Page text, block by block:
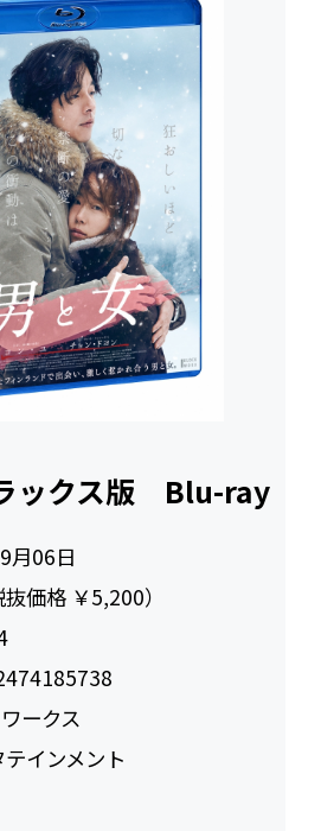
ックス版 Blu-ray
月06日
価格 ￥5,200）
ークス
インメント